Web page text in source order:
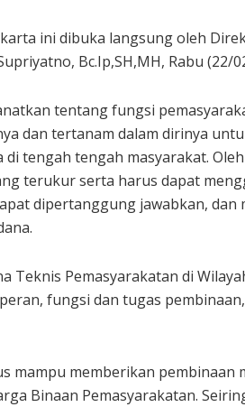
ini dibuka langsung oleh
Bc.Ip,SH,MH, Rabu (22/
tentang fungsi
dan tertanam dalam dirinya
tengah tengah masyarakat.
terukur serta harus dapat
dipertanggung jawabkan, dan
Teknis Pemasyarakatan di
fungsi dan tugas
mampu memberikan pembinaan
Binaan Pemasyarakatan.